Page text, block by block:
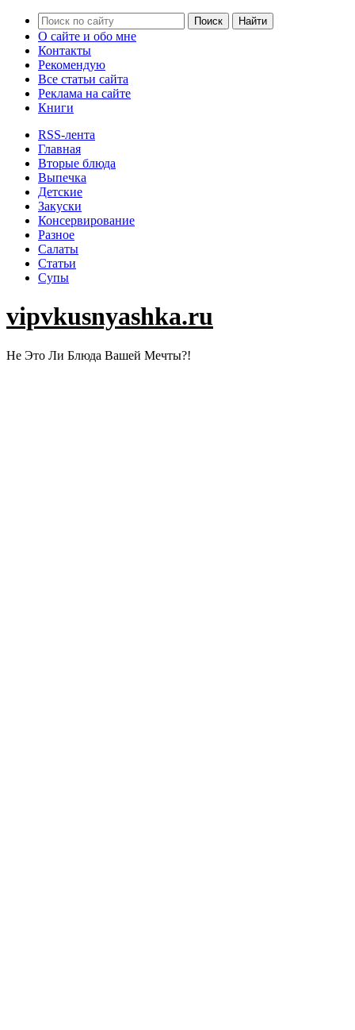
О сайте и обо мне
Контакты
Рекомендую
Все статьи сайта
Реклама на сайте
Книги
RSS-лента
Главная
Вторые блюда
Выпечка
Детские
Закуски
Консервирование
Разное
Салаты
Статьи
Супы
vipvkusnyashka.ru
Не Это Ли Блюда Вашей Мечты?!